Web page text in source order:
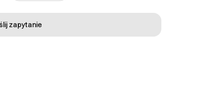
zapytanie